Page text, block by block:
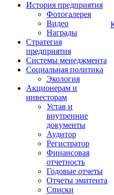
История предприятия
Фотогалерея
Видео
Награды
Стратегия
предприятия
Системы менеджмента
Социальная политика
Экология
Акционерам и
инвесторам
Устав и
внутренние
документы
Аудитор
Регистратор
Финансовая
отчетность
Годовые отчеты
Отчеты эмитента
Списки